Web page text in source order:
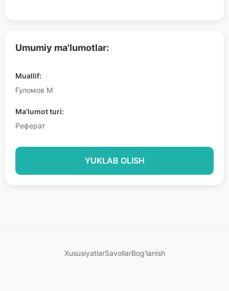
Umumiy ma'lumotlar:
Muallif:
Ғуломов М
Ma'lumot turi:
Реферат
YUKLAB OLISH
XususiyatlarSavollarBog'lanish